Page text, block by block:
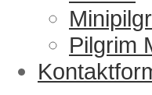
Pilgrim